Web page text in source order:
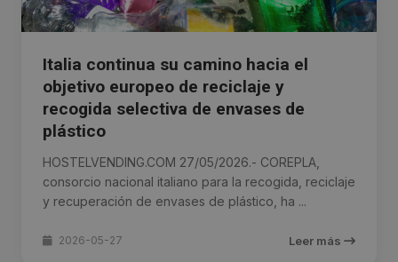
Italia continua su camino hacia el
objetivo europeo de reciclaje y
recogida selectiva de envases de
plástico
HOSTELVENDING.COM 27/05/2026.- COREPLA,
consorcio nacional italiano para la recogida, reciclaje
y recuperación de envases de plástico, ha ...
2026-05-27 Leer más